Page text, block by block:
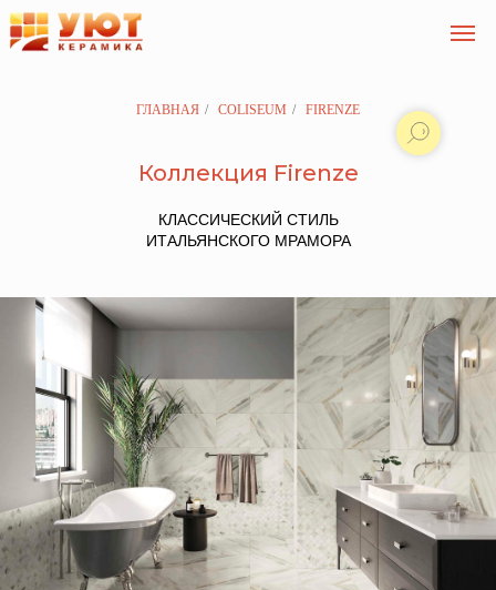
ГЛАВНАЯ / COLISEUM / FIRENZE
Коллекция Firenze
КЛАССИЧЕСКИЙ СТИЛЬ
ИТАЛЬЯНСКОГО МРАМОРА